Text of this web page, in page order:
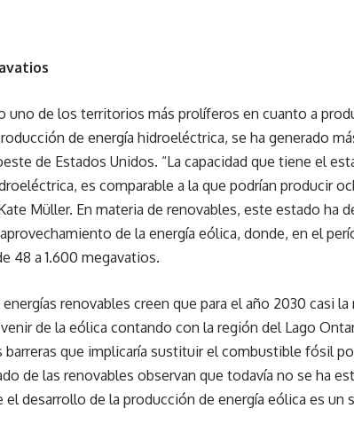
uno de los territorios más prolíferos en cuanto a
de energía hidroeléctrica, se ha generado
de Estados Unidos. “La capacidad que tiene el
es comparable a la que podrían producir
Müller. En materia de renovables, este estado ha
de la energía eólica, donde, en el
48 a 1.600 megavatios.
renovables creen que para el año 2030 casi la
de la eólica contando con la región del Lago
barreras que implicaría sustituir el combustible fósil
de las renovables observan que todavía no se ha
desarrollo de la producción de energía eólica es un